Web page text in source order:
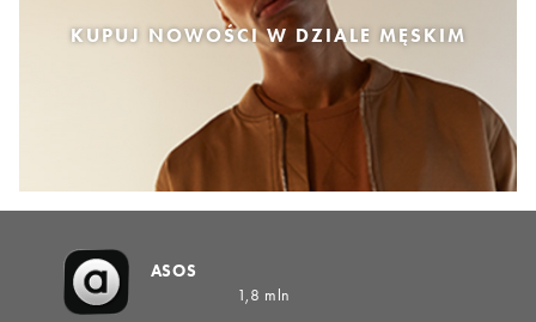
KUPUJ NOWOŚCI W DZIALE MĘSKIM
ASOS
1,8 mln